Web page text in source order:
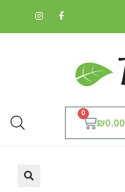
₪0.00
0